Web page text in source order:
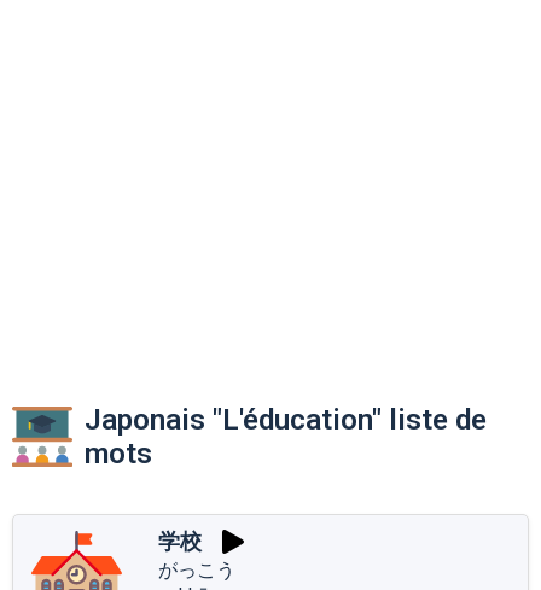
Japonais "L'éducation" liste de
mots
学校
がっこう